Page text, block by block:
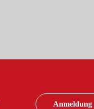
Anmeldung